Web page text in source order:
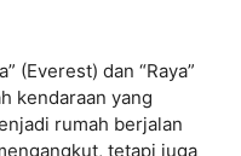
(Everest) dan “Raya”
kendaraan yang
rumah berjalan
tetapi juga